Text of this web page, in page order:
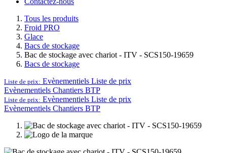
Tous les produits
Froid PRO
Glace
Bacs de stockage
Bac de stockage avec chariot - ITV - SCS150-19659
Bacs de stockage
Liste de prix: Evènementiels Liste de prix
Evènementiels Chantiers BTP
Liste de prix: Evènementiels Liste de prix
Evènementiels Chantiers BTP